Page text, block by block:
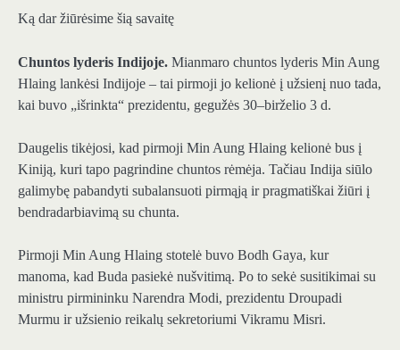
Ką dar žiūrėsime šią savaitę
Chuntos lyderis Indijoje. Mianmaro chuntos lyderis Min Aung
Hlaing lankėsi Indijoje – tai pirmoji jo kelionė į užsienį nuo tada,
kai buvo „išrinkta“ prezidentu, gegužės 30–birželio 3 d.
Daugelis tikėjosi, kad pirmoji Min Aung Hlaing kelionė bus į
Kiniją, kuri tapo pagrindine chuntos rėmėja. Tačiau Indija siūlo
galimybę pabandyti subalansuoti pirmąją ir pragmatiškai žiūri į
bendradarbiavimą su chunta.
Pirmoji Min Aung Hlaing stotelė buvo Bodh Gaya, kur
manoma, kad Buda pasiekė nušvitimą. Po to sekė susitikimai su
ministru pirmininku Narendra Modi, prezidentu Droupadi
Murmu ir užsienio reikalų sekretoriumi Vikramu Misri.